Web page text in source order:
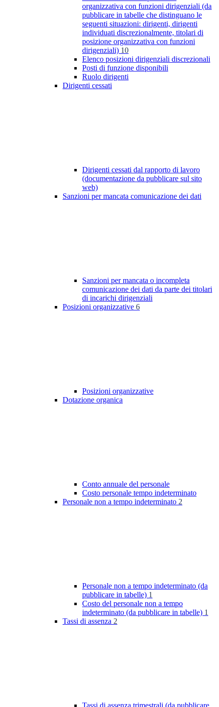
organizzativa con funzioni dirigenziali (da
pubblicare in tabelle che distinguano le
seguenti situazioni: dirigenti, dirigenti
individuati discrezionalmente, titolari di
posizione organizzativa con funzioni
dirigenziali) 10
Elenco posizioni dirigenziali discrezionali
Posti di funzione disponibili
Ruolo dirigenti
Dirigenti cessati
Dirigenti cessati dal rapporto di lavoro
(documentazione da pubblicare sul sito
web)
Sanzioni per mancata comunicazione dei dati
Sanzioni per mancata o incompleta
comunicazione dei dati da parte dei titolari
di incarichi dirigenziali
Posizioni organizzative 6
Posizioni organizzative
Dotazione organica
Conto annuale del personale
Costo personale tempo indeterminato
Personale non a tempo indeterminato 2
Personale non a tempo indeterminato (da
pubblicare in tabelle) 1
Costo del personale non a tempo
indeterminato (da pubblicare in tabelle) 1
Tassi di assenza 2